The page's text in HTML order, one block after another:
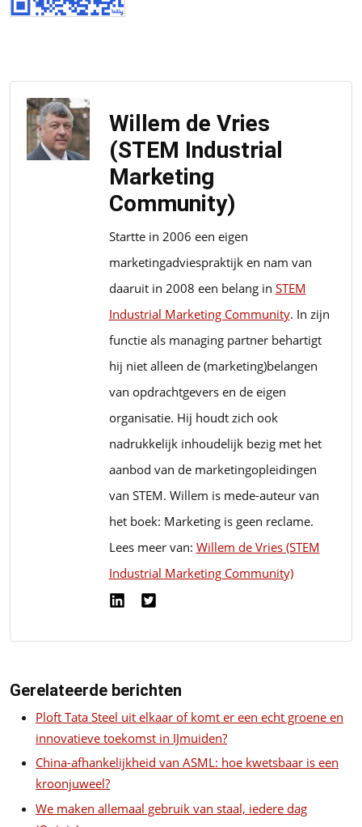
Willem de Vries
(STEM Industrial
Marketing
Community)
Startte in 2006 een eigen
marketingadviespraktijk en nam van
daaruit in 2008 een belang in STEM
Industrial Marketing Community. In zijn
functie als managing partner behartigt
hij niet alleen de (marketing)belangen
van opdrachtgevers en de eigen
organisatie. Hij houdt zich ook
nadrukkelijk inhoudelijk bezig met het
aanbod van de marketingopleidingen
van STEM. Willem is mede-auteur van
het boek: Marketing is geen reclame.
Lees meer van: Willem de Vries (STEM
Industrial Marketing Community)
Gerelateerde berichten
Ploft Tata Steel uit elkaar of komt er een echt groene en
innovatieve toekomst in IJmuiden?
China-afhankelijkheid van ASML: hoe kwetsbaar is een
kroonjuweel?
We maken allemaal gebruik van staal, iedere dag